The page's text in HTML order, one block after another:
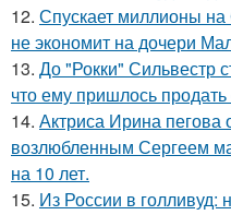
12. Спускает миллионы на
не экономит на дочери
13. До "Рокки" Сильвестр
что ему пришлось продать
14. Актриса Ирина пегова
возлюбленным Сергеем
на 10 лет.
15. Из России в голливуд: